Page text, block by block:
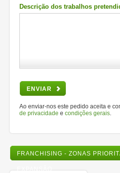
Descrição dos trabalhos
ENVIAR
Ao enviar-nos este pedido aceita e
de privacidade e condições gerais
FRANCHISING - ZONAS
EXPANSÃO